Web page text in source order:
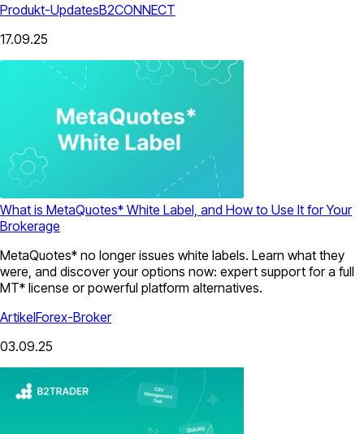
Produkt-UpdatesB2CONNECT
17.09.25
What is MetaQuotes* White Label, and How to Use It for Your
Brokerage
MetaQuotes* no longer issues white labels. Learn what they
were, and discover your options now: expert support for a full
MT* license or powerful platform alternatives.
ArtikelForex-Broker
03.09.25